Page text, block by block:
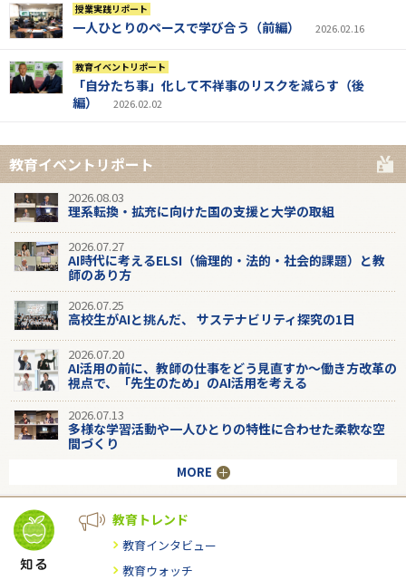
授業実践リポート
一人ひとりのペースで学び合う（前編） 2026.02.16
教育イベントリポート
「自分たち事」化して不祥事のリスクを減らす（後
編）
2026.02.02
教育イベントリポート
2026.08.03
理系転換・拡充に向けた国の支援と大学の取組
2026.07.27
AI時代に考えるELSI（倫理的・法的・社会的課題）と教
師のあり方
2026.07.25
高校生がAIと挑んだ、 サステナビリティ探究の1日
2026.07.20
AI活用の前に、教師の仕事をどう見直すか～働き方改革の
視点で、「先生のため」のAI活用を考える
2026.07.13
多様な学習活動や一人ひとりの特性に合わせた柔軟な空
間づくり
MORE
教育トレンド
教育インタビュー
教育ウォッチ